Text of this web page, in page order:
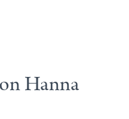
Hanna